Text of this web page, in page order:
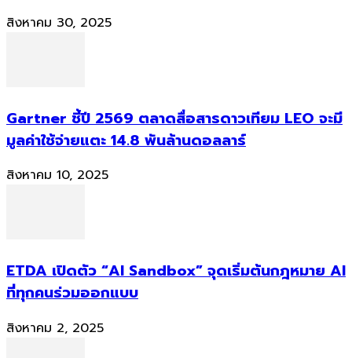
สิงหาคม 30, 2025
Gartner ชี้ปี 2569 ตลาดสื่อสารดาวเทียม LEO จะมี
มูลค่าใช้จ่ายแตะ 14.8 พันล้านดอลลาร์
สิงหาคม 10, 2025
ETDA เปิดตัว “AI Sandbox” จุดเริ่มต้นกฎหมาย AI
ที่ทุกคนร่วมออกแบบ
สิงหาคม 2, 2025